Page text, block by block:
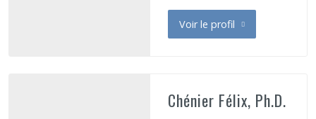
Voir le profil
de Cavallo Sabrina
Chénier Félix, Ph.D.